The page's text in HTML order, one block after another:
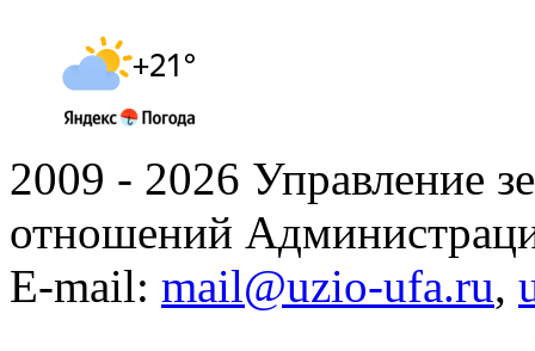
2009 - 2026 Управление
отношений
E-mail: mail@uzio-ufa.ru,